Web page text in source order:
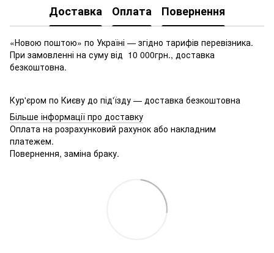
Доставка Оплата Повернення
«Новою поштою» по Україні — згідно тарифів перевізника.
При замовленні на суму від 10 000грн., доставка
безкоштовна.
Кур'єром по Києву до під'їзду — доставка безкоштовна
Більше інформації про доставку
Оплата на розрахунковий рахунок або накладним
платежем.
Повернення, заміна браку.